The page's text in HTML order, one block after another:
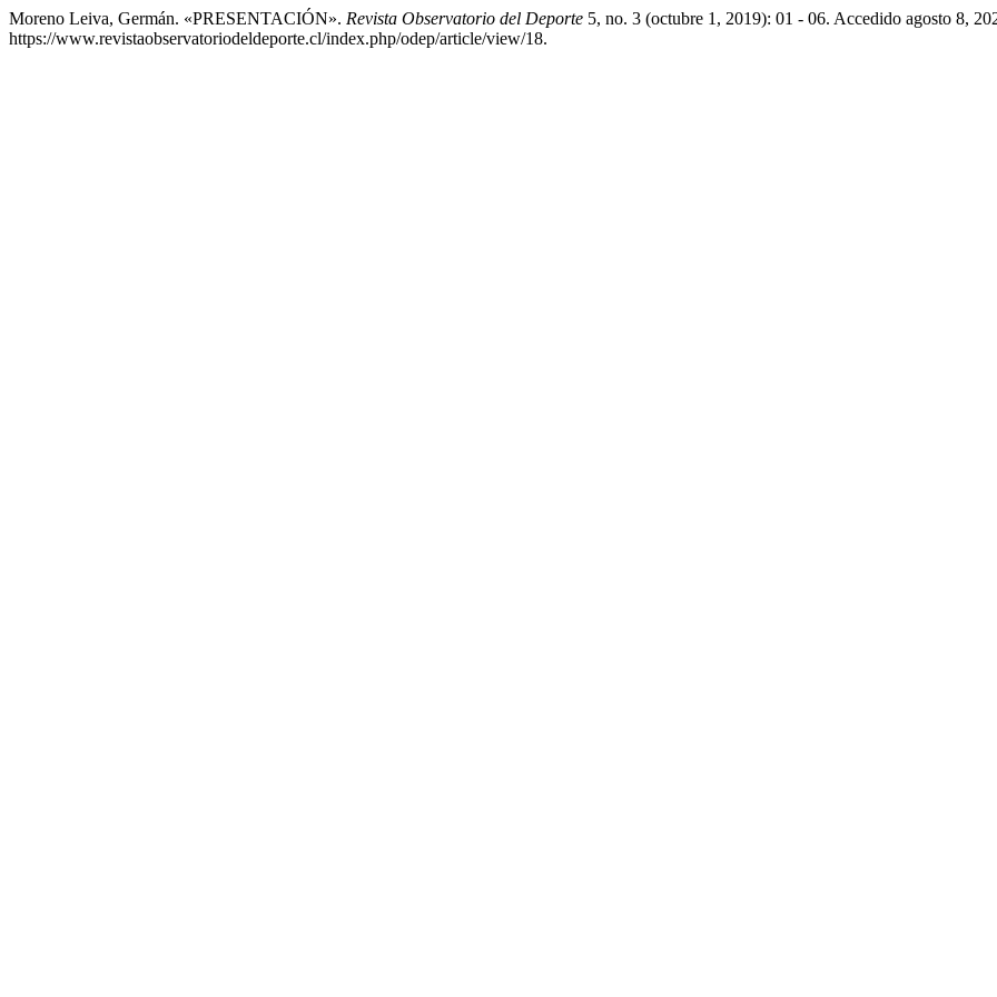
Moreno Leiva, Germán. «PRESENTACIÓN». Revista Observatorio del Deporte 5, no. 3 (octubre 1, 2019): 01 - 06. Accedido agosto 8,
https://www.revistaobservatoriodeldeporte.cl/index.php/odep/article/view/18.